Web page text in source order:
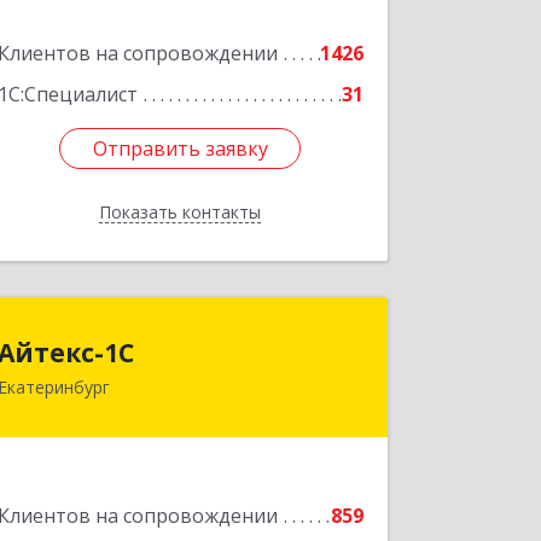
Клиентов на сопровождении
1426
1С:Специалист
31
Отправить заявку
Показать контакты
Подробнее
Отправить заявку
Назад
1С
Екатеринбург
Клиентов на сопровождении
859
Подробнее